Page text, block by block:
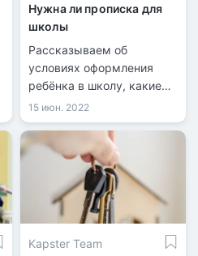
Нужна ли прописка для
школы
Рассказываем об
условиях оформления
ребёнка в школу, какие
документы нужны и
какую роль в этом играет
прописка по месту
жительства.
15 июн. 2022
Kapster Team